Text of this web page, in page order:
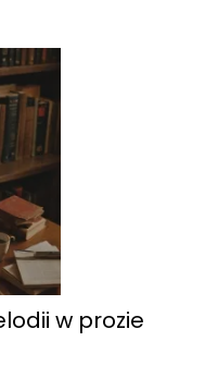
w prozie